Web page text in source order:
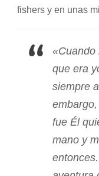
fishers y en unas
«Cuando
que era
siempre
fue Él
mano y